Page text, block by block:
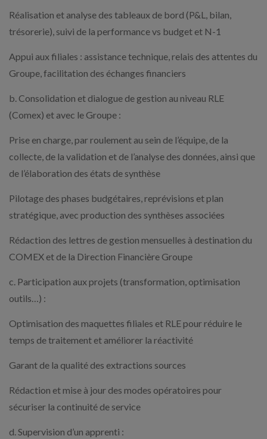
Réalisation et analyse des tableaux de bord (P&L, bilan,
trésorerie), suivi de la performance vs budget et N-1
Appui aux filiales : assistance technique, relais des attentes du
Groupe, facilitation des échanges financiers
b. Consolidation et dialogue de gestion au niveau RLE
(Comex) et avec le Groupe :
Prise en charge, par roulement au sein de l’équipe, de la
collecte, de la validation et de l’analyse des données, ainsi que
de l’élaboration des états de synthèse
Pilotage des phases budgétaires, reprévisions et plan
stratégique, avec production des synthèses associées
Rédaction des lettres de gestion mensuelles à destination du
COMEX et de la Direction Financière Groupe
c. Participation aux projets (transformation, optimisation
outils…) :
Optimisation des maquettes filiales et RLE pour réduire le
temps de traitement et améliorer la réactivité
Garant de la qualité des extractions sources
Rédaction et mise à jour des modes opératoires pour
sécuriser la continuité de service
d. Supervision d’un apprenti :